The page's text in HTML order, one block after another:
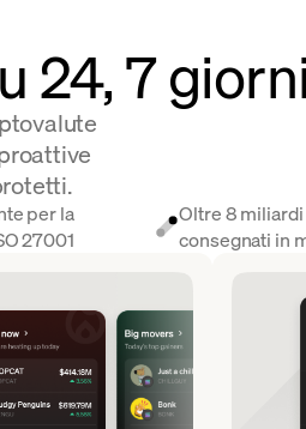
24, 7
per la
27001
Oltre 8
consegnati in